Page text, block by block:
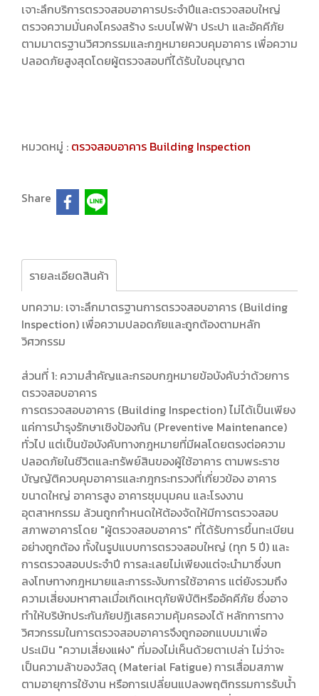
เจาะลึกบริการตรวจสอบอาคารประจำปีและตรวจสอบใหญ่
ตรวจความมั่นคงโครงสร้าง ระบบไฟฟ้า ประปา และอัคคีภัย
ตามมาตรฐานวิศวกรรมและกฎหมายควบคุมอาคาร เพื่อความ
ปลอดภัยสูงสุดโดยผู้ตรวจสอบที่ได้รับใบอนุญาต
หมวดหมู่ : ตรวจสอบอาคาร Building Inspection
Share
รายละเอียดสินค้า
บทความ: เจาะลึกมาตรฐานการตรวจสอบอาคาร (Building
Inspection) เพื่อความปลอดภัยและถูกต้องตามหลัก
วิศวกรรม
ส่วนที่ 1: ความสำคัญและกรอบกฎหมายข้อบังคับว่าด้วยการ
ตรวจสอบอาคาร
การตรวจสอบอาคาร (Building Inspection) ไม่ได้เป็นเพียง
แค่การบำรุงรักษาเชิงป้องกัน (Preventive Maintenance)
ทั่วไป แต่เป็นข้อบังคับทางกฎหมายที่มีผลโดยตรงต่อความ
ปลอดภัยในชีวิตและทรัพย์สินของผู้ใช้อาคาร ตามพระราช
บัญญัติควบคุมอาคารและกฎกระทรวงที่เกี่ยวข้อง อาคาร
ขนาดใหญ่ อาคารสูง อาคารชุมนุมคน และโรงงาน
อุตสาหกรรม ล้วนถูกกำหนดให้ต้องจัดให้มีการตรวจสอบ
สภาพอาคารโดย "ผู้ตรวจสอบอาคาร" ที่ได้รับการขึ้นทะเบียน
อย่างถูกต้อง ทั้งในรูปแบบการตรวจสอบใหญ่ (ทุก 5 ปี) และ
การตรวจสอบประจำปี การละเลยไม่เพียงแต่จะนำมาซึ่งบท
ลงโทษทางกฎหมายและการระงับการใช้อาคาร แต่ยังรวมถึง
ความเสี่ยงมหาศาลเมื่อเกิดเหตุภัยพิบัติหรืออัคคีภัย ซึ่งอาจ
ทำให้บริษัทประกันภัยปฏิเสธความคุ้มครองได้ หลักการทาง
วิศวกรรมในการตรวจสอบอาคารจึงถูกออกแบบมาเพื่อ
ประเมิน "ความเสี่ยงแฝง" ที่มองไม่เห็นด้วยตาเปล่า ไม่ว่าจะ
เป็นความล้าของวัสดุ (Material Fatigue) การเสื่อมสภาพ
ตามอายุการใช้งาน หรือการเปลี่ยนแปลงพฤติกรรมการรับน้ำ